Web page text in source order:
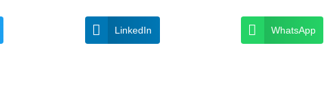
LinkedIn WhatsApp